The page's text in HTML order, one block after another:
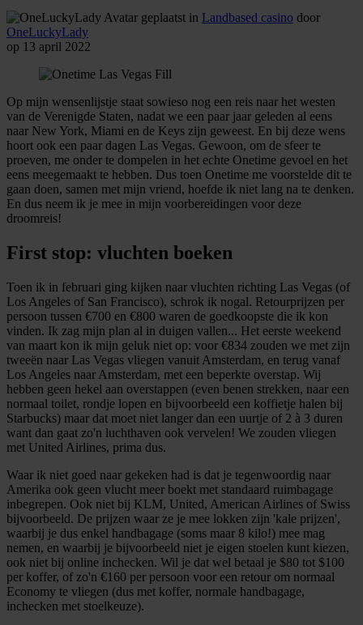
geplaatst in Landbased casino door
OneLuckyLady
op 13 april 2022
Op mijn wensenlijstje staat sowieso nog een reis naar het westen
van de Verenigde Staten, nadat we een paar jaar geleden al eens
naar New York, Miami en de Keys zijn geweest. En bij deze wens
hoort ook een paar dagen Las Vegas. Gewoon, om de sfeer te
proeven, me onder te dompelen in het echte Onetime gevoel en het
eens meegemaakt te hebben. Dus toen Onetime me voorstelde dit te
gaan doen, samen met mijn vriend, hoefde ik niet lang na te denken.
En dus neem ik je mee in mijn voorbereidingen voor deze
droomreis!
First stop: vluchten boeken
Toen ik in februari ging kijken naar vluchten richting Las Vegas (of
Los Angeles of San Francisco), schrok ik nogal. Retourprijzen per
persoon tussen €700 en €800 waren de goedkoopste die ik kon
vinden. Ik zag mijn plan al in duigen vallen... Het eerste weekend
van maart kon ik mijn geluk niet op: voor €834 zouden we met zijn
tweeën naar Las Vegas vliegen vanuit Amsterdam, en terug vanaf
Los Angeles naar Amsterdam, met een beperkte overstap. Wij
hebben geen hekel aan overstappen (even benen strekken, naar een
normaal toilet, rondje lopen en bijvoorbeeld een koffietje halen bij
Starbucks) maar dat moet niet langer dan een uurtje of 2 à 3 duren
want dan gaat zo'n luchthaven ook vervelen! We zouden vliegen
met United Airlines, prima dus.
Waar ik niet goed naar gekeken had is dat je tegenwoordig naar
Amerika ook geen vlucht meer boekt met standaard ruimbagage
inbegrepen. Ook niet bij KLM, United, American Airlines of Swiss
bijvoorbeeld. De prijzen waar ze je mee lokken zijn 'kale prijzen',
waarbij je dus enkel handbagage (soms maar 8 kilo!) mee mag
nemen, en waarbij je bijvoorbeeld niet je eigen stoelen kunt kiezen,
ook niet bij online inchecken. Wil je dat wel betaal je $80 tot $100
per koffer, of zo'n €160 per persoon voor een retour om normaal
Economy te vliegen (dus met koffer, normale handbagage,
inchecken met stoelkeuze).